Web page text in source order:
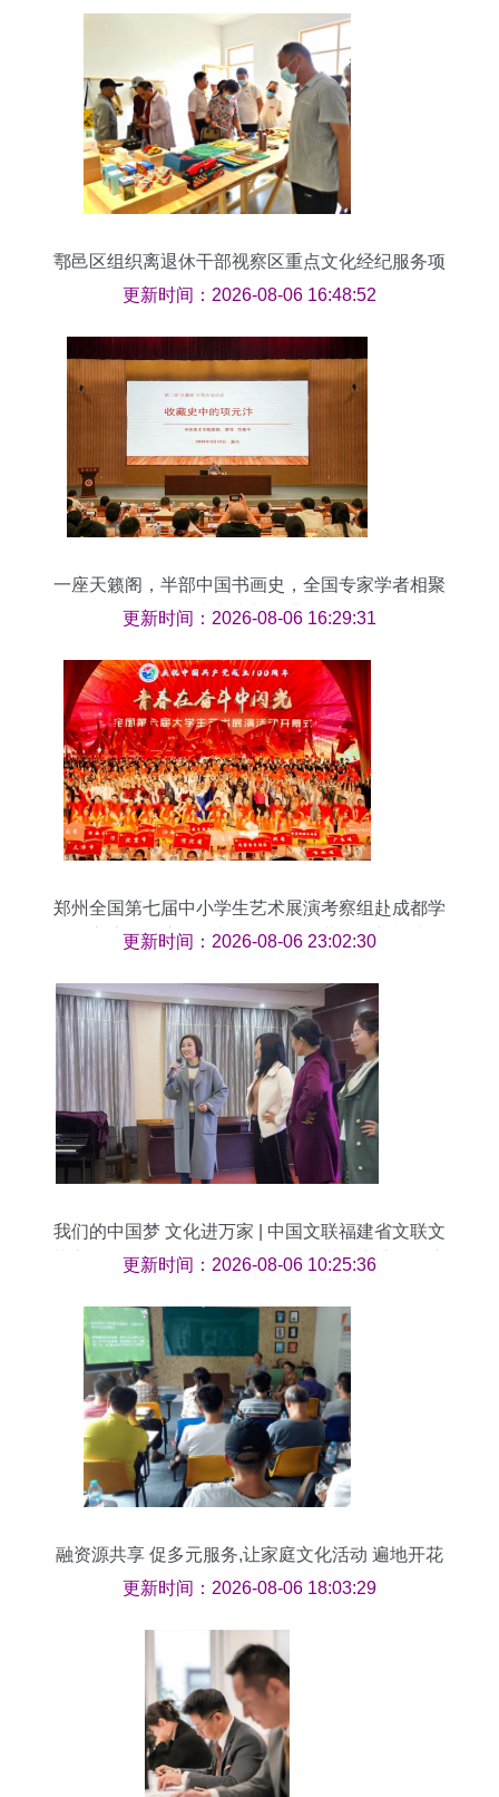
鄠邑区组织离退休干部视察区重点文化经纪服务项
目
更新时间：2026-08-06 16:48:52
一座天籁阁，半部中国书画史，全国专家学者相聚
嘉兴李旭秘讲
更新时间：2026-08-06 16:29:31
郑州全国第七届中小学生艺术展演考察组赴成都学
习交流，深度体验文化经纪人公共服务新模式
更新时间：2026-08-06 23:02:30
我们的中国梦 文化进万家 | 中国文联福建省文联文
艺志愿服务小分队走进长泰县 文化艺术交流暖人心
更新时间：2026-08-06 10:25:36
融资源共享 促多元服务,让家庭文化活动 遍地开花
更新时间：2026-08-06 18:03:29